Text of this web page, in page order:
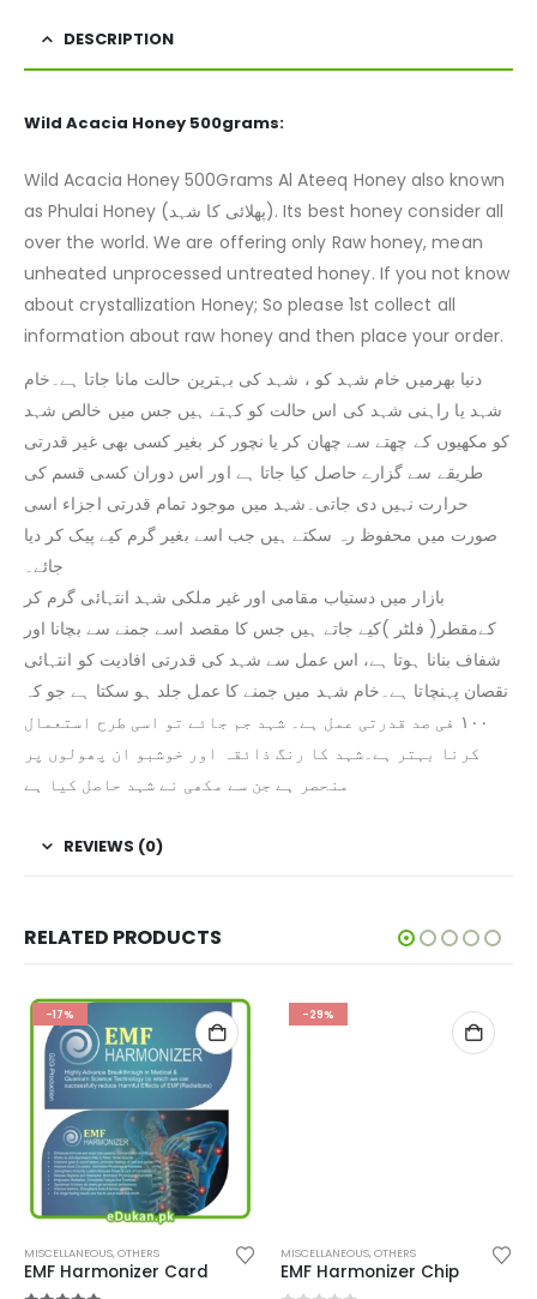
DESCRIPTION
Wild Acacia Honey 500grams:
Wild Acacia Honey 500Grams Al Ateeq Honey also known
as Phulai Honey (پھلائی کا شہد). Its best honey consider all
over the world. We are offering only Raw honey, mean
unheated unprocessed untreated honey. If you not know
about crystallization Honey; So please 1st collect all
information about raw honey and then place your order.
دنیا بھرمیں خام شہد کو ، شہد کی بہترین حالت مانا جاتا ہے۔خام
شہد یا راہنی شہد کی اس حالت کو کہتے ہیں جس میں خالص شہد
کو مکھیوں کے چھتے سے چھان کر یا نچور کر بغیر کسی بھی غیر قدرتی
طریقے سے گزارے حاصل کیا جاتا ہے اور اس دوران کسی قسم کی
حرارت نہیں دی جاتی۔شہد میں موجود تمام قدرتی اجزاء اسی
صورت میں محفوظ رہ سکتے ہیں جب اسے بغیر گرم کیے پیک کر دیا
جائے۔
بازار میں دستیاب مقامی اور غیر ملکی شہد انتہائی گرم کر
کےمقطر( فلٹر )کیے جاتے ہیں جس کا مقصد اسے جمنے سے بچانا اور
شفاف بنانا ہوتا ہے، اس عمل سے شہد کی قدرتی افادیت کو انتہائی
نقصان پہنچاتا ہے۔خام شہد میں جمنے کا عمل جلد ہو سکتا ہے جو کہ
۱۰۰ فی صد قدرتی عمل ہے۔ شہد جم جائے تو اسی طرح استعمال
کرنا بہتر ہے۔شہد کا رنگ ذائقہ اور خوشبو ان پھولوں پر
منحصر ہے جن سے مکھی نے شہد حاصل کیا ہے
REVIEWS (0)
RELATED PRODUCTS
-17%
MISCELLANEOUS,OTHERS
EMF Harmonizer Card
-29%
MISCELLANEOUS,OTHERS
EMF Harmonizer Chip